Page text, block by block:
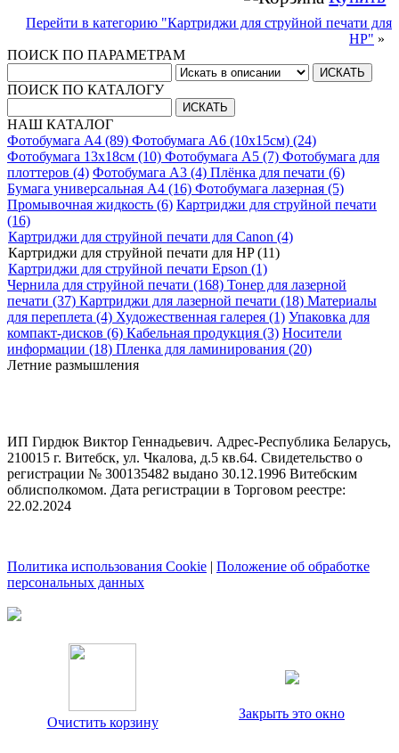
Перейти в категорию "Картриджи для струйной печати для
HP" »
ПОИСК ПО ПАРАМЕТРАМ
ПОИСК ПО КАТАЛОГУ
НАШ КАТАЛОГ
Фотобумага A4 (89) Фотобумага A6 (10х15см) (24)
Фотобумага 13х18см (10) Фотобумага A5 (7) Фотобумага для
плоттеров (4) Фотобумага A3 (4) Плёнка для печати (6)
Бумага универсальная A4 (16) Фотобумага лазерная (5)
Промывочная жидкость (6) Картриджи для струйной печати
(16)
Картриджи для струйной печати для Canon (4)
Картриджи для струйной печати для HP (11)
Картриджи для струйной печати Epson (1)
Чернила для струйной печати (168) Тонер для лазерной
печати (37) Картриджи для лазерной печати (18) Материалы
для переплета (4) Художественная галерея (1) Упаковка для
компакт-дисков (6) Кабельная продукция (3) Носители
информации (18) Пленка для ламинирования (20)
Летние размышления
ИП Гирдюк Виктор Геннадьевич. Адрес-Республика Беларусь,
210015 г. Витебск, ул. Чкалова, д.5 кв.64. Свидетельство о
регистрации № 300135482 выдано 30.12.1996 Витебским
облисполкомом. Дата регистрации в Торговом реестре:
22.02.2024
Политика использования Cookie | Положение об обработке
персональных данных
Очистить корзину
Закрыть это окно